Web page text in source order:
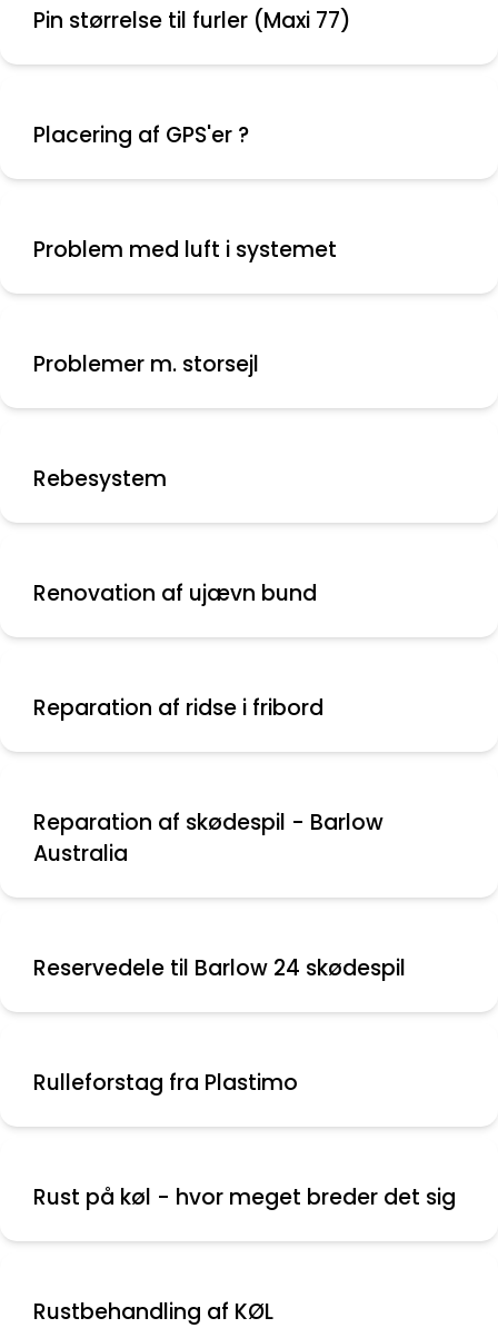
Pin størrelse til furler (Maxi 77)
Placering af GPS'er ?
Problem med luft i systemet
Problemer m. storsejl
Rebesystem
Renovation af ujævn bund
Reparation af ridse i fribord
Reparation af skødespil - Barlow
Australia
Reservedele til Barlow 24 skødespil
Rulleforstag fra Plastimo
Rust på køl - hvor meget breder det sig
Rustbehandling af KØL